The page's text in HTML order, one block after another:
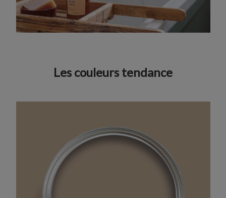
Les couleurs tendance